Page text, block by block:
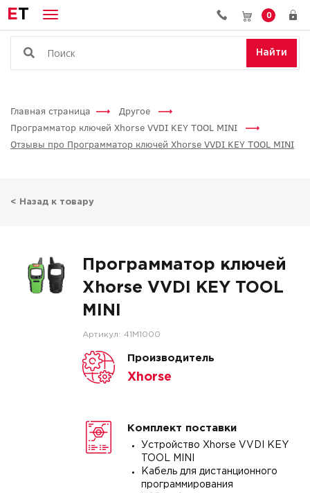
ET 0
Найти
Главная страница
Другое
Программатор ключей Xhorse VVDI KEY TOOL MINI
Отзывы про Программатор ключей Xhorse VVDI KEY TOOL MINI
< Назад к товару
Программатор ключей
Xhorse VVDI KEY TOOL
MINI
Артикул: 41M1000
Производитель
Xhorse
Комплект поставки
Устройство Xhorse VVDI KEY
TOOL MINI
Кабель для дистанционного
программирования